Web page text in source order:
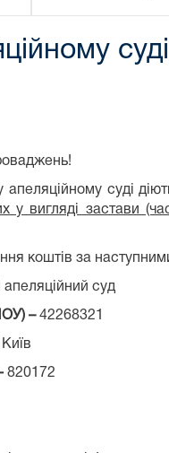
суді
суді
у вигляді застави
коштів за
суд
– 42268321
820172